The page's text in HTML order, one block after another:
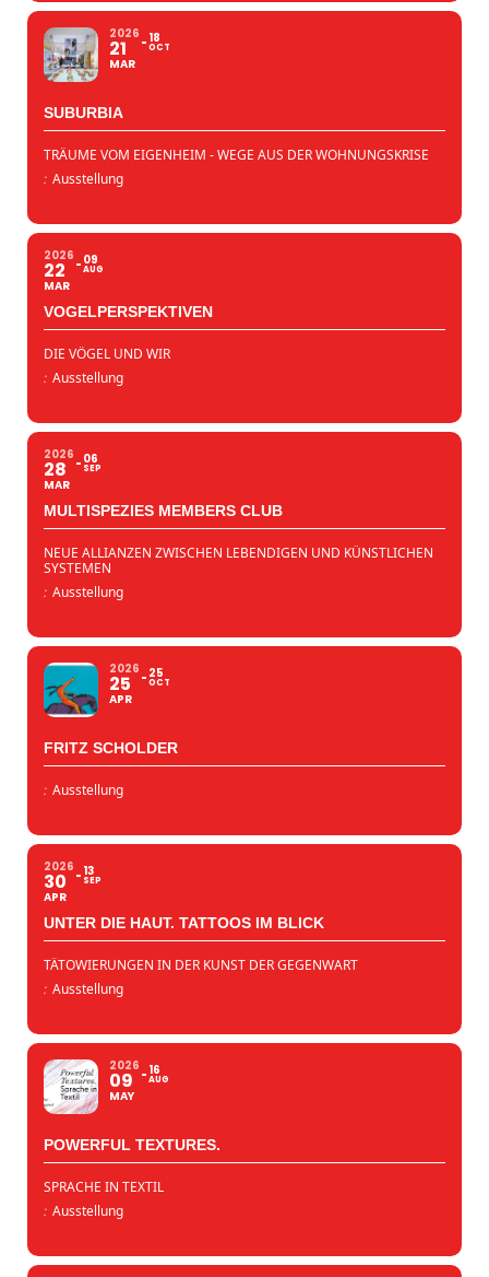
2026
21
MAR
18
OCT
SUBURBIA
TRÄUME VOM EIGENHEIM - WEGE AUS DER WOHNUNGSKRISE
: Ausstellung
2026
22
MAR
09
AUG
VOGELPERSPEKTIVEN
DIE VÖGEL UND WIR
: Ausstellung
2026
28
MAR
06
SEP
MULTISPEZIES MEMBERS CLUB
NEUE ALLIANZEN ZWISCHEN LEBENDIGEN UND KÜNSTLICHEN
SYSTEMEN
: Ausstellung
2026
25
APR
25
OCT
FRITZ SCHOLDER
: Ausstellung
2026
30
APR
13
SEP
UNTER DIE HAUT. TATTOOS IM BLICK
TÄTOWIERUNGEN IN DER KUNST DER GEGENWART
: Ausstellung
2026
09
MAY
16
AUG
POWERFUL TEXTURES.
SPRACHE IN TEXTIL
: Ausstellung